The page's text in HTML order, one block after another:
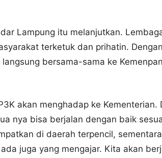
Lampung itu melanjutkan.
terketuk dan prihatin. Dengan
bersama-sama ke
akan menghadap ke Kementerian.
nya bisa berjalan dengan baik
di daerah terpencil, sementara
juga yang mengajar. Kita akan